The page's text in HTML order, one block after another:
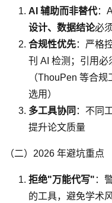
AI 辅助而非替代：
设计、数据结论必
合规性优先：严格
刊 AI 检测；引用必
（ThouPen 等合
选用）
多工具协同 ：不同
提升论文质量
（二）2026 年避坑重点
拒绝"万能代写" ：
的工具，避免学术